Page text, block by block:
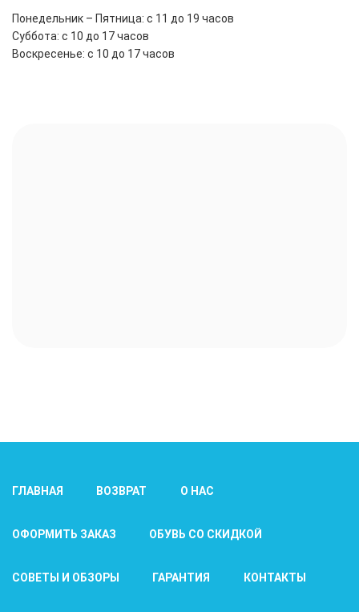
Понедельник – Пятница: с 11 до 19 часов
Суббота: с 10 до 17 часов
Воскресенье: с 10 до 17 часов
ГЛАВНАЯ ВОЗВРАТ О НАС
ОФОРМИТЬ ЗАКАЗ ОБУВЬ СО СКИДКОЙ
СОВЕТЫ И ОБЗОРЫ ГАРАНТИЯ КОНТАКТЫ